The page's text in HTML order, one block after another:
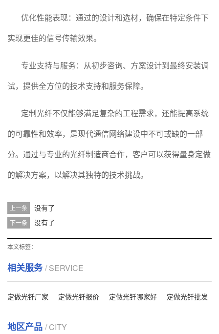
优化性能表现：通过的设计和选材，确保在特定条件下
实现更佳的信号传输效果。
专业支持与服务：从初步咨询、方案设计到最终安装调
试，提供全方位的技术支持和服务保障。
定制光纤不仅能够满足复杂的工程需求，还能提高系统
的可靠性和效率，是现代通信网络建设中不可或缺的一部
分。通过与专业的光纤制造商合作，客户可以获得量身定做
的解决方案，以解决其独特的技术挑战。
上一条 没有了
下一条 没有了
本文标签：
相关服务/ SERVICE
定做光钎厂家 定做光钎报价 定做光钎哪家好 定做光钎批发
地区产品 / CITY